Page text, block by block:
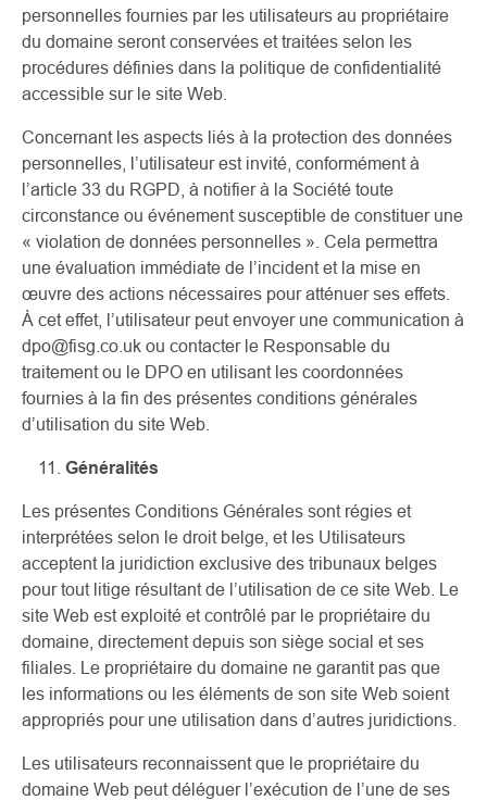
personnelles fournies par les utilisateurs au propriétaire
du domaine seront conservées et traitées selon les
procédures définies dans la politique de confidentialité
accessible sur le site Web.
Concernant les aspects liés à la protection des données
personnelles, l’utilisateur est invité, conformément à
l’article 33 du RGPD, à notifier à la Société toute
circonstance ou événement susceptible de constituer une
« violation de données personnelles ». Cela permettra
une évaluation immédiate de l’incident et la mise en
œuvre des actions nécessaires pour atténuer ses effets.
À cet effet, l’utilisateur peut envoyer une communication à
dpo@fisg.co.uk ou contacter le Responsable du
traitement ou le DPO en utilisant les coordonnées
fournies à la fin des présentes conditions générales
d’utilisation du site Web.
Généralités
Les présentes Conditions Générales sont régies et
interprétées selon le droit belge, et les Utilisateurs
acceptent la juridiction exclusive des tribunaux belges
pour tout litige résultant de l’utilisation de ce site Web. Le
site Web est exploité et contrôlé par le propriétaire du
domaine, directement depuis son siège social et ses
filiales. Le propriétaire du domaine ne garantit pas que
les informations ou les éléments de son site Web soient
appropriés pour une utilisation dans d’autres juridictions.
Les utilisateurs reconnaissent que le propriétaire du
domaine Web peut déléguer l’exécution de l’une de ses